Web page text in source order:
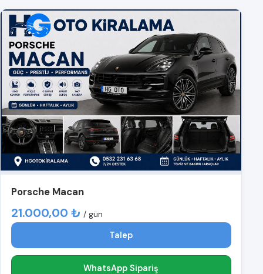
Porsche Macan
21.000,00 ₺ / gün
Talep
WhatsApp Sipariş